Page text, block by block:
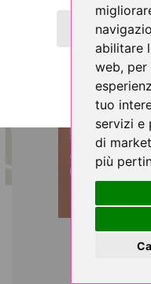
abilitare
web, per
tuo
servizi e
di
più
OTTIENI